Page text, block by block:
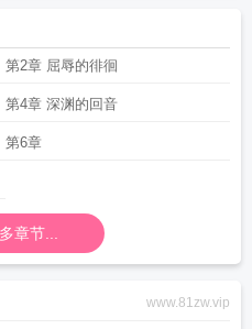
第2章 屈辱的徘徊
第4章 深渊的回音
第6章
章节...
www.81zw.vip